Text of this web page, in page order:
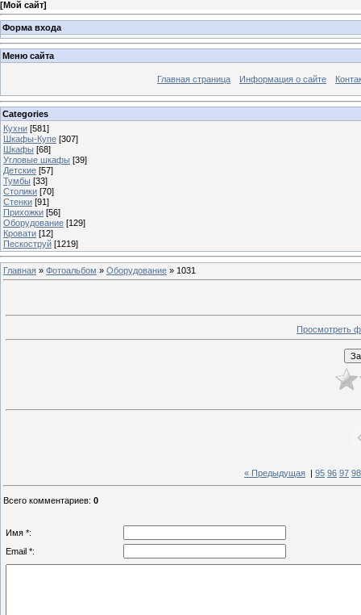
[Мой сайт]
Форма входа
Меню сайта
Главная страница Информация о сайте
Categories
Кухни [581]
Шкафы-Купе [307]
Шкафы [68]
Угловые шкафы [39]
Детские [57]
Тумбы [33]
Столики [70]
Стенки [91]
Прихожки [56]
Оборудование [129]
Кровати [12]
Пескоструй [1219]
Главная » Фотоальбом » Оборудование » 1031
Просмотреть
« Предыдущая 95 96 97 98
Всего комментариев: 0
Имя *:
Email *: